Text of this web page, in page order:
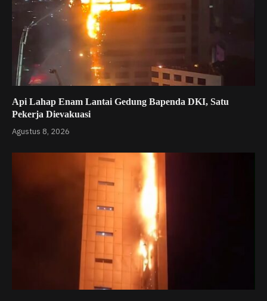
Api Lahap Enam Lantai Gedung Bapenda DKI, Satu
Pekerja Dievakuasi
Agustus 8, 2026